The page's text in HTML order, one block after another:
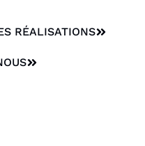
RÉALISATIONS